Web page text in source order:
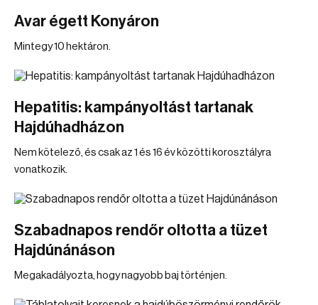
Avar égett Konyáron
Mintegy 10 hektáron.
Hepatitis: kampányoltást tartanak
Hajdúhadházon
Nem kötelező, és csak az 1 és 16 év közötti korosztályra
vonatkozik.
Szabadnapos rendőr oltotta a tüzet
Hajdúnánáson
Megakadályozta, hogy nagyobb baj történjen.